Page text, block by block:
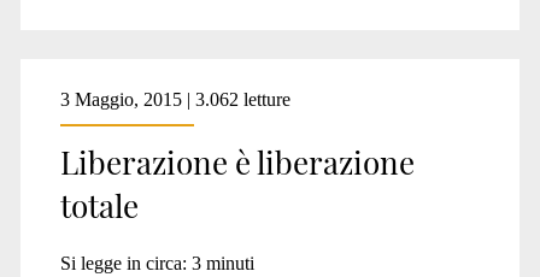
3 Maggio, 2015 | 3.062 letture
Liberazione è liberazione
totale
Si legge in circa: 3 minuti